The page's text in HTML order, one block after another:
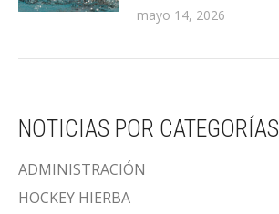
mayo 14, 2026
NOTICIAS POR CATEGORÍAS
ADMINISTRACIÓN
HOCKEY HIERBA